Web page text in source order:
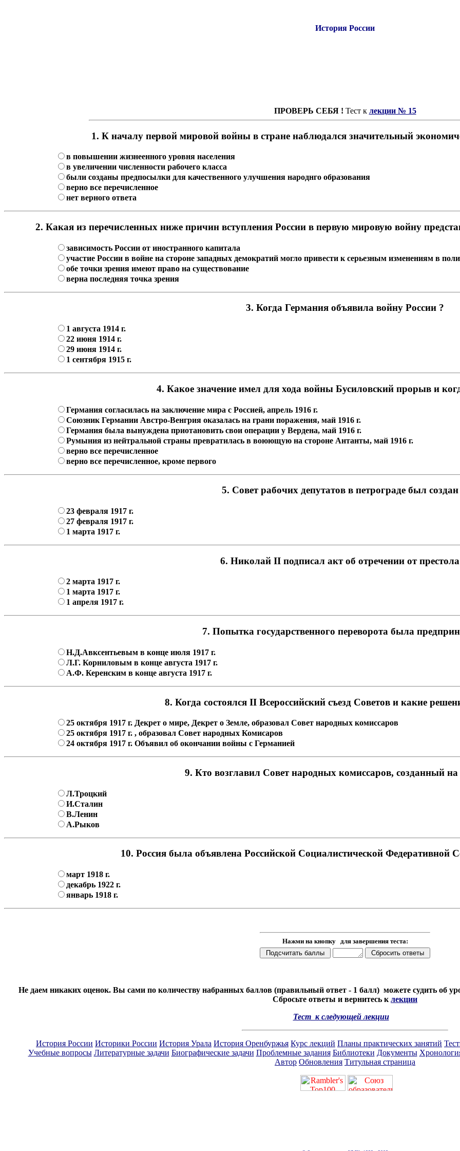
История России
ПРОВЕРЬ СЕБЯ ! Тест к лекции № 15
1. К началу первой мировой войны в стране наблюдался значительный
в повышении жизнеенного уровня населения
в увеличении численности рабочего класса
были созданы предпосылки для качественного улучшения народнго образования
верно все перечисленное
нет верного ответа
2. Какая из перечисленных ниже причин вступления России в первую мировую войну
зависимость России от иностранного капитала
участие России в войне на стороне западных демократий могло привести к серьезным изменениям в
обе точки зрения имеют право на существование
верна последняя точка зрения
3. Когда Германия объявила войну России ?
1 августа 1914 г.
22 июня 1914 г.
29 июня 1914 г.
1 сентября 1915 г.
4. Какое значение имел для хода войны Бусиловский прорыв и
Германия согласилась на заключение мира с Россией, апрель 1916 г.
Союзник Германии Австро-Венгрия оказалась на грани поражения, май 1916 г.
Германия была вынуждена приотановить свои операции у Вердена, май 1916 г.
Румыния из нейтральной страны превратилась в воюющую на стороне Антанты, май 1916 г.
верно все перечисленное
верно все перечисленное, кроме первого
5. Совет рабочих депутатов в петрограде был создан
23 февраля 1917 г.
27 февраля 1917 г.
1 марта 1917 г.
6. Николай II подписал акт об отречении от
2 марта 1917 г.
1 марта 1917 г.
1 апреля 1917 г.
7. Попытка государственного переворота была
Н.Д.Авксентьевым в конце июля 1917 г.
Л.Г. Корниловым в конце августа 1917 г.
А.Ф. Керенским в конце августа 1917 г.
8. Когда состоялся II Всероссийский съезд Советов и какие
25 октября 1917 г. Декрет о мире, Декрет о Земле, образовал Совет народных комиссаров
25 октября 1917 г. , образовал Совет народных Комисаров
24 октября 1917 г. Объявил об окончании войны с Германией
9. Кто возглавил Совет народных комиссаров, созданный на
Л.Троцкий
И.Сталин
В.Ленин
А.Рыков
10. Россия была объявлена Российской Социалистической Федеративной
март 1918 г.
декабрь 1922 г.
январь 1918 г.
Нажми на кнопку для завершения теста:
Не даем никаких оценок. Вы сами по количеству набранных баллов (правильный ответ - 1 балл) можете судить об
Сбросьте ответы и вернитесь к лекции
Тест к следующей лекции
История России Историки России История Урала История Оренбуржья Курс лекций Планы практических занятий
Учебные вопросы Литературные задачи Биографические задачи Проблемные задания Библиотеки Документы
Автор Обновления Титульная страница